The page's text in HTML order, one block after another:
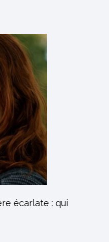
écarlate : qui